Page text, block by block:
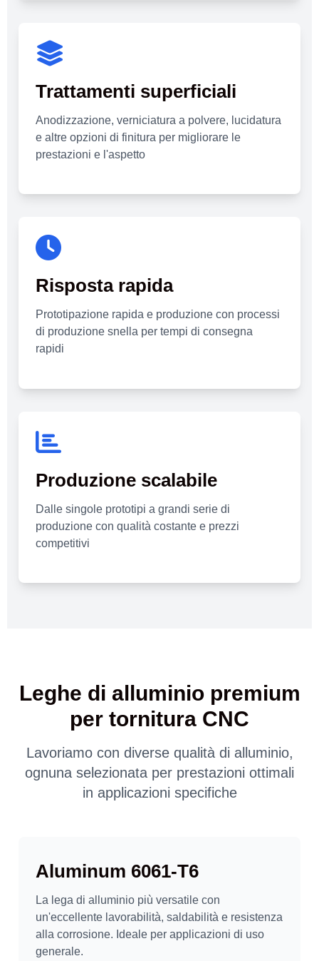
Trattamenti superficiali
Anodizzazione, verniciatura a polvere, lucidatura
e altre opzioni di finitura per migliorare le
prestazioni e l'aspetto
Risposta rapida
Prototipazione rapida e produzione con processi
di produzione snella per tempi di consegna
rapidi
Produzione scalabile
Dalle singole prototipi a grandi serie di
produzione con qualità costante e prezzi
competitivi
Leghe di alluminio premium
per tornitura CNC
Lavoriamo con diverse qualità di alluminio,
ognuna selezionata per prestazioni ottimali
in applicazioni specifiche
Aluminum 6061-T6
La lega di alluminio più versatile con
un'eccellente lavorabilità, saldabilità e resistenza
alla corrosione. Ideale per applicazioni di uso
generale.